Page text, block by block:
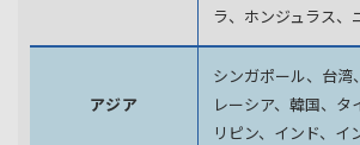
ラ、 ホンジュラス、
アジア
シンガポール、台湾
レーシア、韓国、 タ
リピン、インド、イ